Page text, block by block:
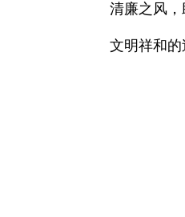
清廉之风，
文明祥和的